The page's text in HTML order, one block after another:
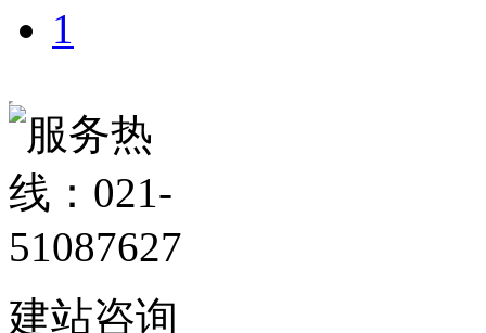
1
建站咨询